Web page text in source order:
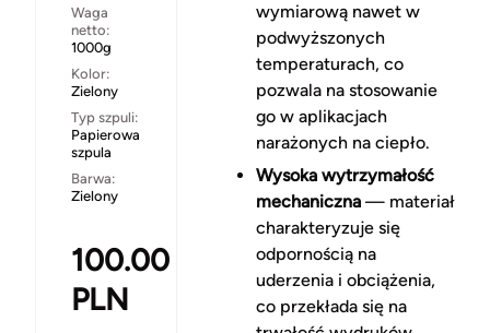
Waga
netto:
1000g
Kolor:
Zielony
Typ szpuli:
Papierowa
szpula
Barwa:
Zielony
100.00
PLN
wymiarową nawet w
podwyższonych
temperaturach, co
pozwala na stosowanie
go w aplikacjach
narażonych na ciepło.
Wysoka wytrzymałość
mechaniczna— materiał
charakteryzuje się
odpornością na
uderzenia i obciążenia,
co przekłada się na